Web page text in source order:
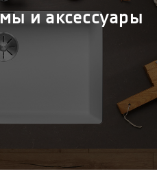
и аксессуары